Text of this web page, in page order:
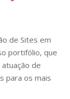
de Sites em
portifólio, que
de
para os mais